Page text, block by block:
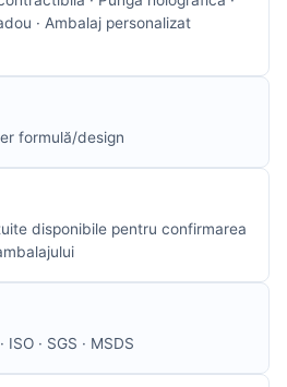
· Ambalaj personalizat
formulă/design
disponibile pentru confirmarea
ISO · SGS · MSDS